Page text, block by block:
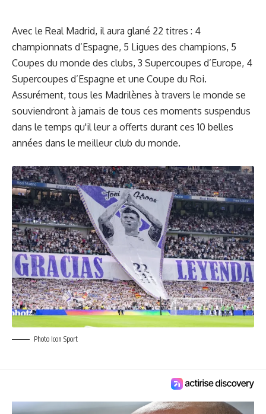
Avec le Real Madrid, il aura glané 22 titres : 4
championnats d’Espagne, 5 Ligues des champions, 5
Coupes du monde des clubs, 3 Supercoupes d’Europe, 4
Supercoupes d’Espagne et une Coupe du Roi.
Assurément, tous les Madrilènes à travers le monde se
souviendront à jamais de tous ces moments suspendus
dans le temps qu'il leur a offerts durant ces 10 belles
années dans le meilleur club du monde.
Photo Icon Sport